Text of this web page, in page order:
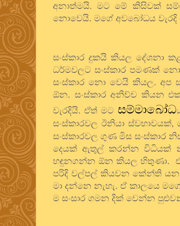
අනාත්මයි. මට මේ කිසිවක්
නොවෙයි. මගේ අවබෝධය
සංස්කාර දුකයි කියල දේශනා
ධර්මවලට සංස්කාර පමණක්
සංස්කාර නො වෙයි කියල. අප
ඕන. සංස්කාර අනිච්ච කියන
වැරදියි. ඒත් මට සම්මාබෝධ
සංස්කාරවල ඊනියා ස්වභාවයක්,
සංස්කාරවල ගුණ මිස සංස්කාර
දෙයක් ඇතුල් කරන්න විධියක්
හඳුනගන්න ඕන කියල හිතුණා.
පරිදි වල්පල් කියවන කේන්ති
මා දන්නෙ නැහැ. ඒ කාලයෙ
ම සංසාර ගමන දික් වෙන්න